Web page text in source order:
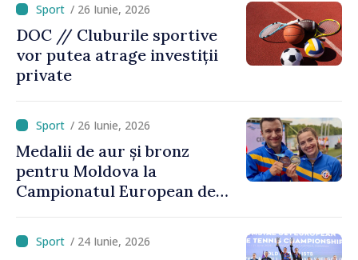
/ 26 Iunie, 2026
DOC // Cluburile sportive
vor putea atrage investiții
private
/ 26 Iunie, 2026
Medalii de aur și bronz
pentru Moldova la
Campionatul European de
devenit campioană
europeană/ 24 Iunie, 2026